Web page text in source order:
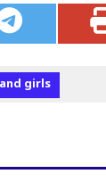
girls